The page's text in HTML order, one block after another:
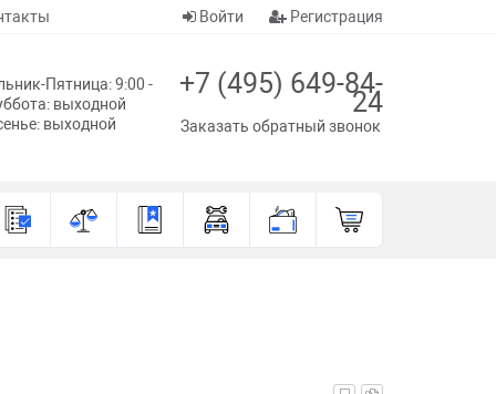
Войти Регистрация
Пятница: 9:00 -
выходной
выходной
+7 (495) 649-84-
24
Заказать обратный звонок